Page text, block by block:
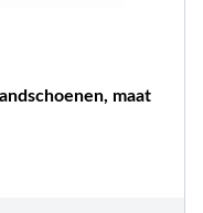
maat